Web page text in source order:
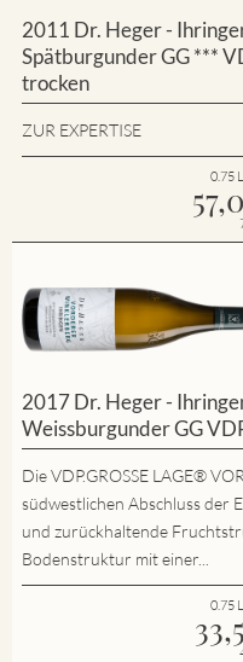
2011 Dr. Heger -
Spätburgunder GG ***
trocken
ZUR EXPERTISE
0.75
2017 Dr. Heger -
Weissburgunder GG
Die VDP.GROSSE LAGE®
südwestlichen Abschluss der
und zurückhaltende
Bodenstruktur mit einer...
0.75